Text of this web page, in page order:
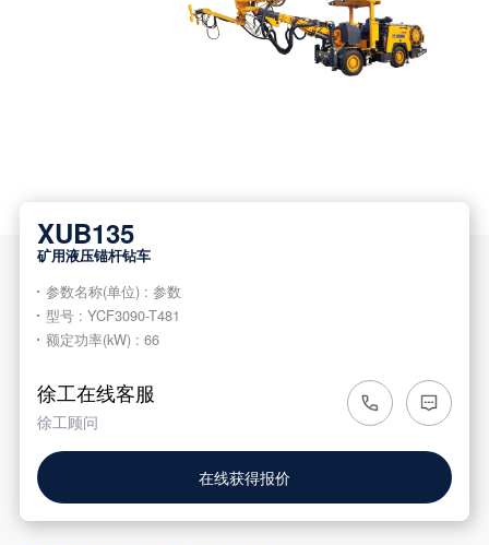
XUB135
矿用液压锚杆钻车
参数名称(单位) :参数
型号 : YCF3090-T481
额定功率(kW) : 66
徐工在线客服
徐工顾问
在线获得报价